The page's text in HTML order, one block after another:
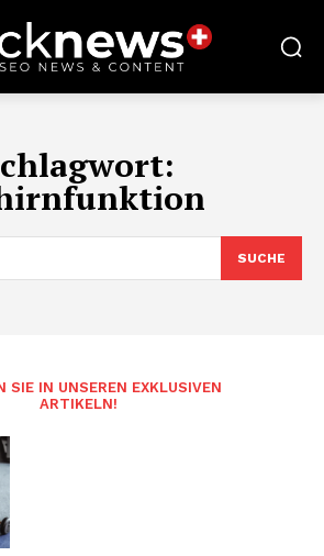
SUCHE
SIE IN UNSEREN EXKLUSIVEN
ARTIKELN!